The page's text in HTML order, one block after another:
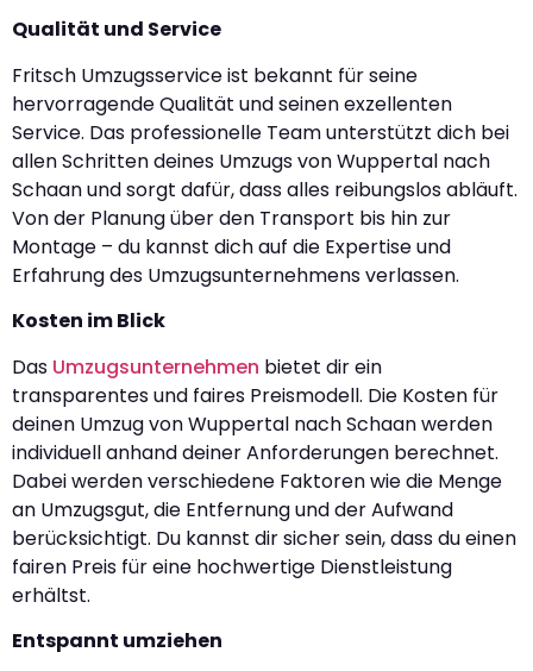
Qualität und Service
Fritsch Umzugsservice ist bekannt für seine
hervorragende Qualität und seinen exzellenten
Service. Das professionelle Team unterstützt dich bei
allen Schritten deines Umzugs von Wuppertal nach
Schaan und sorgt dafür, dass alles reibungslos abläuft.
Von der Planung über den Transport bis hin zur
Montage – du kannst dich auf die Expertise und
Erfahrung des Umzugsunternehmens verlassen.
Kosten im Blick
Das Umzugsunternehmen bietet dir ein
transparentes und faires Preismodell. Die Kosten für
deinen Umzug von Wuppertal nach Schaan werden
individuell anhand deiner Anforderungen berechnet.
Dabei werden verschiedene Faktoren wie die Menge
an Umzugsgut, die Entfernung und der Aufwand
berücksichtigt. Du kannst dir sicher sein, dass du einen
fairen Preis für eine hochwertige Dienstleistung
erhältst.
Entspannt umziehen